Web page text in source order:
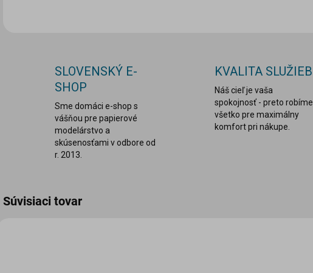
SLOVENSKÝ E-
SHOP
Sme domáci e-shop s
vášňou pre papierové
modelárstvo a
skúsenosťami v odbore od
r. 2013.
KVALITA SLUŽIEB
Náš cieľ je vaša
spokojnosť - preto robíme
všetko pre maximálny
komfort pri nákupe.
Súvisiaci tovar